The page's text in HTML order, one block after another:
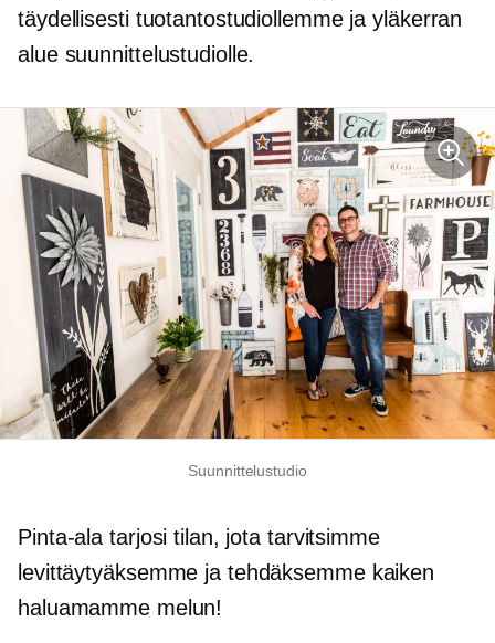
täydellisesti tuotantostudiollemme ja yläkerran
alue suunnittelustudiolle.
Suunnittelustudio
Pinta-ala tarjosi tilan, jota tarvitsimme
levittäytyäksemme ja tehdäksemme kaiken
haluamamme melun!